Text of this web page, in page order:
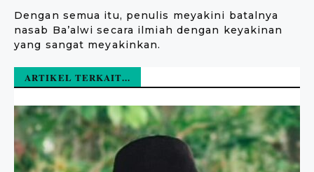
Dengan semua itu, penulis meyakini batalnya
nasab Ba’alwi secara ilmiah dengan keyakinan
yang sangat meyakinkan.
ARTIKEL TERKAIT...